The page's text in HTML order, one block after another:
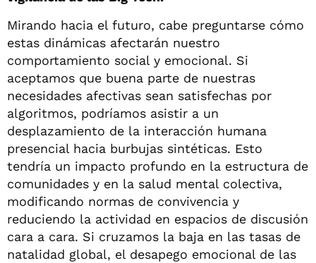
Mirando hacia el futuro, cabe preguntarse cómo
estas dinámicas afectarán nuestro
comportamiento social y emocional. Si
aceptamos que buena parte de nuestras
necesidades afectivas sean satisfechas por
algoritmos, podríamos asistir a un
desplazamiento de la interacción humana
presencial hacia burbujas sintéticas. Esto
tendría un impacto profundo en la estructura de
comunidades y en la salud mental colectiva,
modificando normas de convivencia y
reduciendo la actividad en espacios de discusión
cara a cara. Si cruzamos la baja en las tasas de
natalidad global, el desapego emocional de las